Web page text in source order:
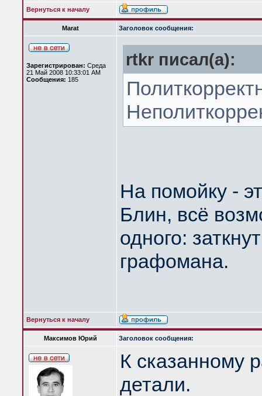
Вернуться к началу
Marat Заголовок сообщения:
Зарегистрирован: Среда
21 Май 2008 10:33:01 AM
Сообщения: 185
rtkr писал(а):
На помойку -
Блин, всё
одного:
графомана.
Вернуться к началу
Максимов Юрий Заголовок сообщения:
К сказанному
детали.